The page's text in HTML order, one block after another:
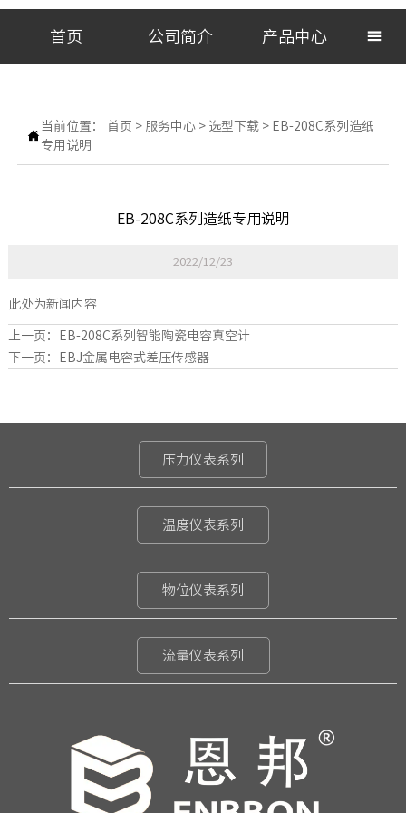
首页 公司简介 产品中心 

当前位置： 首页 > 服务中心> 选型下载> EB-208C系列造纸
专用说明
EB-208C系列造纸专用说明
2022/12/23
此处为新闻内容
上一页：
EB-208C系列智能陶瓷电容真空计
下一页：
EBJ金属电容式差压传感器
压力仪表系列
温度仪表系列
物位仪表系列
流量仪表系列